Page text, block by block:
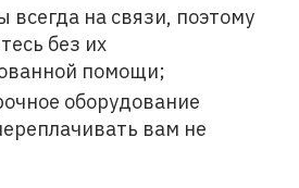
всегда на связи, поэтому
без их
помощи;
оборудование
вам не